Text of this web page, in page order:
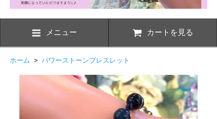
メニュー カートを見る
ホーム > パワーストーンブレスレット